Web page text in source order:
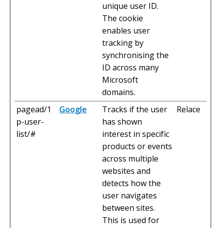
unique user ID.
The cookie
enables user
tracking by
synchronising the
ID across many
Microsoft
domains.
pagead/1
p-user-
list/#
Google
Tracks if the user
has shown
interest in specific
products or events
across multiple
websites and
detects how the
user navigates
between sites.
This is used for
Relace